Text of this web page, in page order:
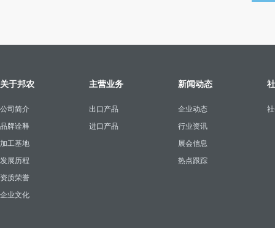
关于邦农
公司简介
品牌诠释
加工基地
发展历程
资质荣誉
企业文化
主营业务
出口产品
进口产品
新闻动态
企业动态
行业资讯
展会信息
热点跟踪